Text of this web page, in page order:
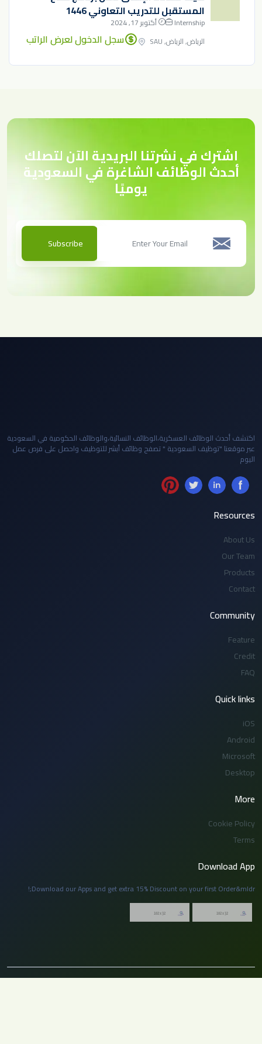
المستقبل للتدريب التعاوني 1446
Internship
أكتوبر 17, 2024
الرياض, الرياض, SAU
سجل الدخول لعرض الراتب
اشترك في نشرتنا البريدية الآن لتصلك
أحدث الوظائف الشاغرة في السعودية
يوميًا
Subscribe
اكتشف أحدث الوظائف العسكرية،الوظائف النسائية،والوظائف الحكومية في السعودية
عبر موقعنا "توظيف السعودية " تصفح وظائف أبشر للتوظيف واحصل على فرص عمل
اليوم
Resources
About Us
Our Team
Products
Contact
Community
Feature
Credit
FAQ
Quick links
iOS
Android
Microsoft
Desktop
More
Cookie Policy
Terms
Download App
Download our Apps and get extra 15% Discount on your first Order&mldr;!